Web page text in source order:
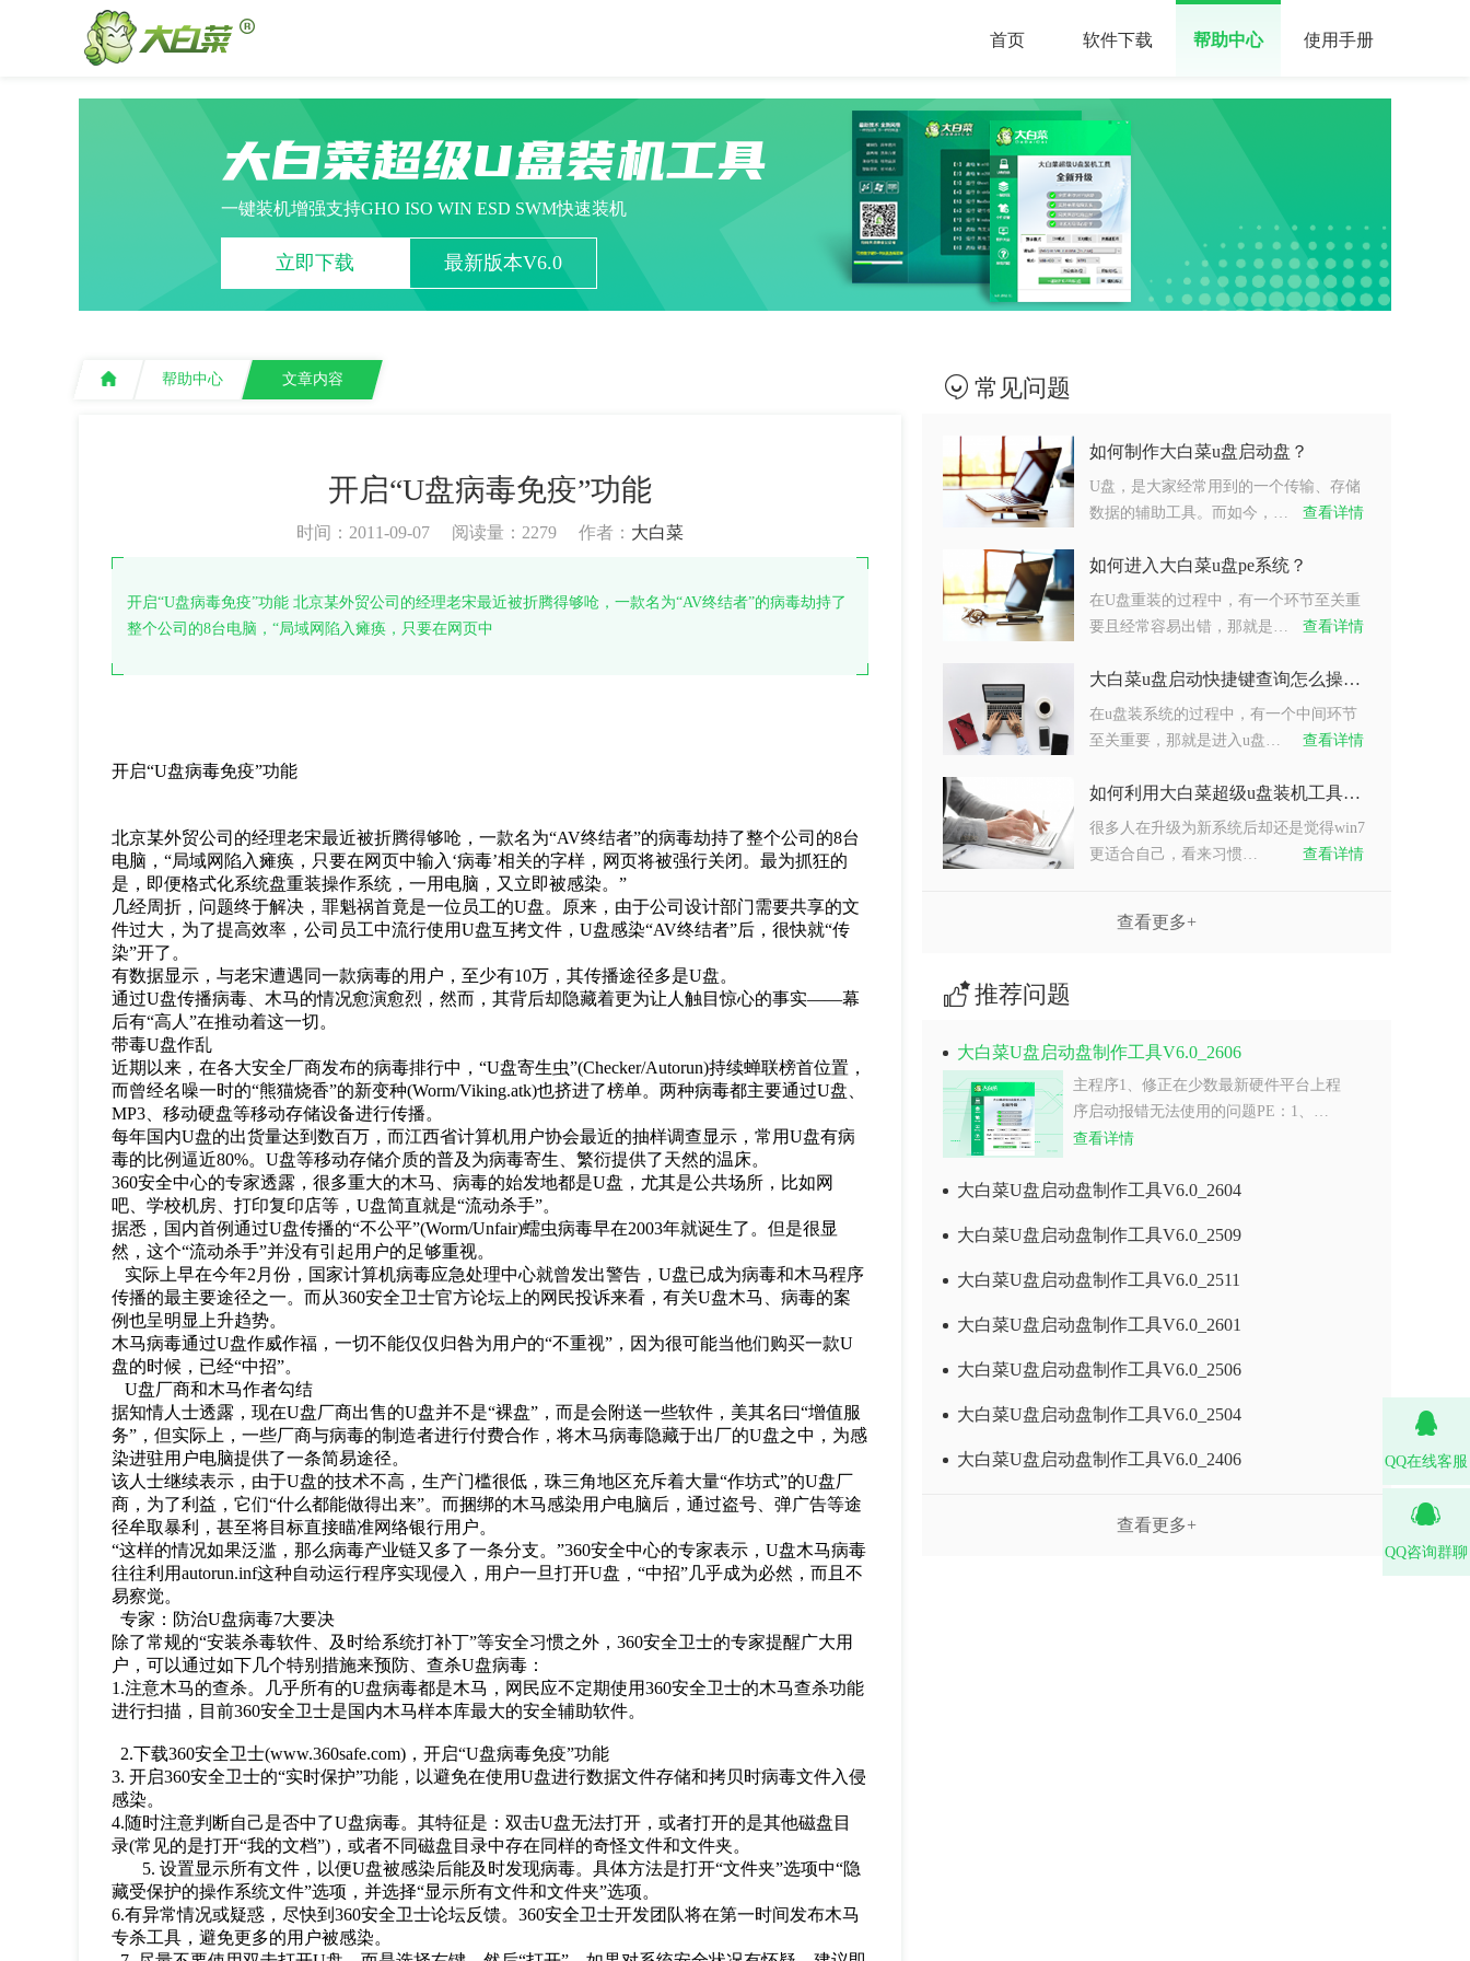
首页 软件下载 帮助中心 使用手册
大白菜超级U盘装机工具
一键装机增强支持GHO ISO WIN ESD SWM快速装机
立即下载 最新版本V6.0
帮助中心 文章内容
开启“U盘病毒免疫”功能
时间：2011-09-07 阅读量： 2279 作者： 大白菜
开启“U盘病毒免疫”功能 北京某外贸公司的经理老宋最近被折腾得够呛，一款名为“AV终结者”的病毒劫持了
整个公司的8台电脑，“局域网陷入瘫痪，只要在网页中
开启“U盘病毒免疫”功能
北京某外贸公司的经理老宋最近被折腾得够呛，一款名为“AV终结者”的病毒劫持了整个公司的8台
电脑，“局域网陷入瘫痪，只要在网页中输入‘病毒’相关的字样，网页将被强行关闭。最为抓狂的
是，即便格式化系统盘重装操作系统，一用电脑，又立即被感染。”
几经周折，问题终于解决，罪魁祸首竟是一位员工的U盘。原来，由于公司设计部门需要共享的文
件过大，为了提高效率，公司员工中流行使用U盘互拷文件，U盘感染“AV终结者”后，很快就“传
染”开了。
有数据显示，与老宋遭遇同一款病毒的用户，至少有10万，其传播途径多是U盘。
通过U盘传播病毒、木马的情况愈演愈烈，然而，其背后却隐藏着更为让人触目惊心的事实——幕
后有“高人”在推动着这一切。
带毒U盘作乱
近期以来，在各大安全厂商发布的病毒排行中，“U盘寄生虫”(Checker/Autorun)持续蝉联榜首位置，
而曾经名噪一时的“熊猫烧香”的新变种(Worm/Viking.atk)也挤进了榜单。两种病毒都主要通过U盘、
MP3、移动硬盘等移动存储设备进行传播。
每年国内U盘的出货量达到数百万，而江西省计算机用户协会最近的抽样调查显示，常用U盘有病
毒的比例逼近80%。U盘等移动存储介质的普及为病毒寄生、繁衍提供了天然的温床。
360安全中心的专家透露，很多重大的木马、病毒的始发地都是U盘，尤其是公共场所，比如网
吧、学校机房、打印复印店等，U盘简直就是“流动杀手”。
据悉，国内首例通过U盘传播的“不公平”(Worm/Unfair)蠕虫病毒早在2003年就诞生了。但是很显
然，这个“流动杀手”并没有引起用户的足够重视。
实际上早在今年2月份，国家计算机病毒应急处理中心就曾发出警告，U盘已成为病毒和木马程序
传播的最主要途径之一。而从360安全卫士官方论坛上的网民投诉来看，有关U盘木马、病毒的案
例也呈明显上升趋势。
木马病毒通过U盘作威作福，一切不能仅仅归咎为用户的“不重视”，因为很可能当他们购买一款U
盘的时候，已经“中招”。
U盘厂商和木马作者勾结
据知情人士透露，现在U盘厂商出售的U盘并不是“裸盘”，而是会附送一些软件，美其名曰“增值服
务”，但实际上，一些厂商与病毒的制造者进行付费合作，将木马病毒隐藏于出厂的U盘之中，为感
染进驻用户电脑提供了一条简易途径。
该人士继续表示，由于U盘的技术不高，生产门槛很低，珠三角地区充斥着大量“作坊式”的U盘厂
商，为了利益，它们“什么都能做得出来”。而捆绑的木马感染用户电脑后，通过盗号、弹广告等途
径牟取暴利，甚至将目标直接瞄准网络银行用户。
“这样的情况如果泛滥，那么病毒产业链又多了一条分支。”360安全中心的专家表示，U盘木马病毒
往往利用autorun.inf这种自动运行程序实现侵入，用户一旦打开U盘，“中招”几乎成为必然，而且不
易察觉。
专家：防治U盘病毒7大要决
除了常规的“安装杀毒软件、及时给系统打补丁”等安全习惯之外，360安全卫士的专家提醒广大用
户，可以通过如下几个特别措施来预防、查杀U盘病毒：
1.注意木马的查杀。几乎所有的U盘病毒都是木马，网民应不定期使用360安全卫士的木马查杀功能
进行扫描，目前360安全卫士是国内木马样本库最大的安全辅助软件。
2.下载360安全卫士(www.360safe.com)，开启“U盘病毒免疫”功能
3. 开启360安全卫士的“实时保护”功能，以避免在使用U盘进行数据文件存储和拷贝时病毒文件入侵
感染。
4.随时注意判断自己是否中了U盘病毒。其特征是：双击U盘无法打开，或者打开的是其他磁盘目
录(常见的是打开“我的文档”)，或者不同磁盘目录中存在同样的奇怪文件和文件夹。
5. 设置显示所有文件，以便U盘被感染后能及时发现病毒。具体方法是打开“文件夹”选项中“隐
藏受保护的操作系统文件”选项，并选择“显示所有文件和文件夹”选项。
6.有异常情况或疑惑，尽快到360安全卫士论坛反馈。360安全卫士开发团队将在第一时间发布木马
专杀工具，避免更多的用户被感染。
常见问题
如何制作大白菜u盘启动盘？
U盘，是大家经常用到的一个传输、存储
数据的辅助工具。而如今，…
查看详情
如何进入大白菜u盘pe系统？
在U盘重装的过程中，有一个环节至关重
要且经常容易出错，那就是…
查看详情
大白菜u盘启动快捷键查询怎么操作？
在u盘装系统的过程中，有一个中间环节
至关重要，那就是进入u盘…
查看详情
如何利用大白菜超级u盘装机工具重装系统win7？
很多人在升级为新系统后却还是觉得win7
更适合自己，看来习惯…
查看详情
查看更多+
推荐问题
大白菜U盘启动盘制作工具V6.0_2606
主程序1、修正在少数最新硬件平台上程
序启动报错无法使用的问题PE：1、…
查看详情
大白菜U盘启动盘制作工具V6.0_2604
大白菜U盘启动盘制作工具V6.0_2509
大白菜U盘启动盘制作工具V6.0_2511
大白菜U盘启动盘制作工具V6.0_2601
大白菜U盘启动盘制作工具V6.0_2506
大白菜U盘启动盘制作工具V6.0_2504
大白菜U盘启动盘制作工具V6.0_2406
查看更多+
QQ在线客服
QQ咨询群聊